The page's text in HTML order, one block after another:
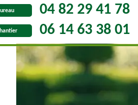
04 82 29 41 78
06 14 63 38 01